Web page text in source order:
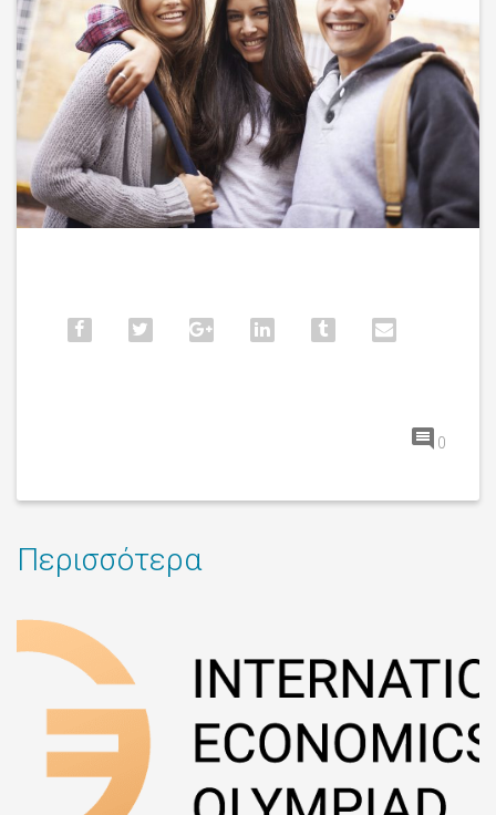
0
Περισσότερα